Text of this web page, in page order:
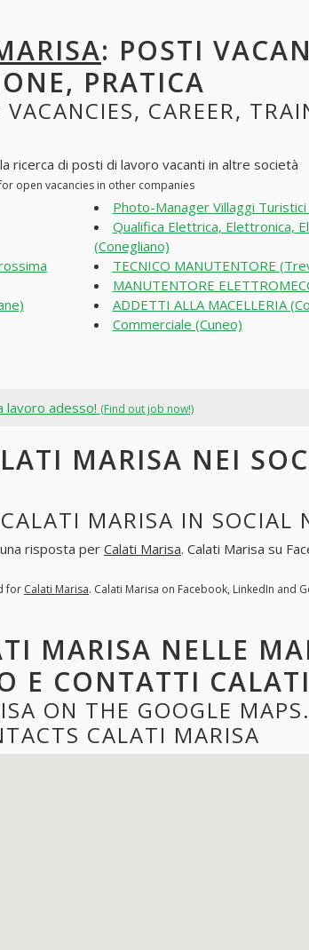
: POSTI
PRATICA
VACANCIES, CAREER,
ricerca di posti di lavoro vacanti in altre società
open vacancies in other companies
Photo-Manager Villaggi
Qualifica Elettrica, Elettronica,
(Conegliano)
TECNICO MANUTENTORE
MANUTENTORE
ADDETTI ALLA MACELLERIA
Commerciale (Cuneo)
lavoro adesso! (Find out job now!)
MARISA NEI
MARISA IN SOCIAL
risposta per Calati Marisa. Calati Marisa su
for Calati Marisa. Calati Marisa on Facebook, LinkedIn and
MARISA NELLE
E CONTATTI
ON THE GOOGLE
CALATI MARISA